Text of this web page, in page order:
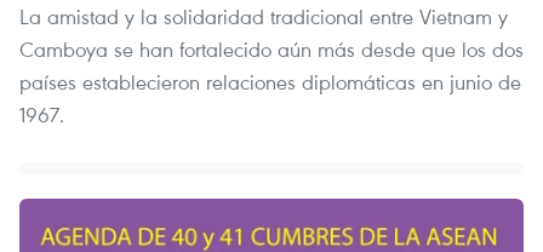
La amistad y la solidaridad tradicional entre Vietnam y
Camboya se han fortalecido aún más desde que los dos
países establecieron relaciones diplomáticas en junio de
1967.